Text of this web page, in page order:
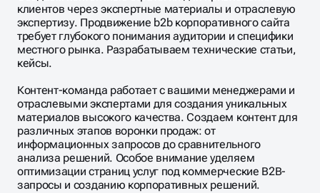
клиентов через экспертные материалы и отраслевую
экспертизу. Продвижение b2b корпоративного сайта
требует глубокого понимания аудитории и специфики
местного рынка. Разрабатываем технические статьи,
кейсы.
Контент-команда работает с вашими менеджерами и
отраслевыми экспертами для создания уникальных
материалов высокого качества. Создаем контент для
различных этапов воронки продаж: от
информационных запросов до сравнительного
анализа решений. Особое внимание уделяем
оптимизации страниц услуг под коммерческие B2B-
запросы и созданию корпоративных решений.